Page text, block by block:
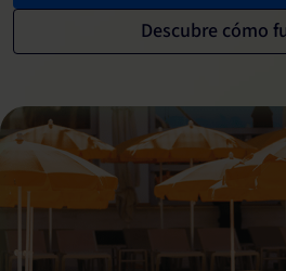
Descubre cómo